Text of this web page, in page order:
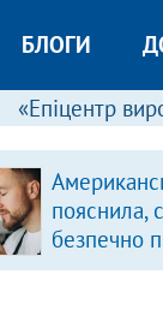
БЛОГИ
«Епіцентр
пояснила,
безпечно